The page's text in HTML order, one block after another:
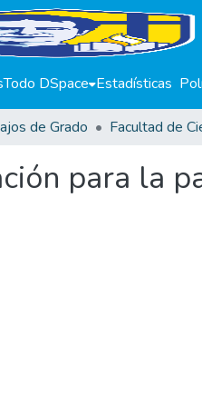
Todo DSpace Estadísticas
de Grado
para la